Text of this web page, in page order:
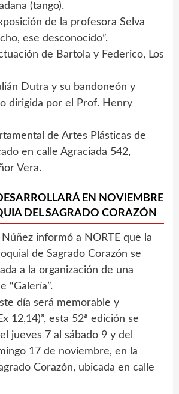
(tango).
de la profesora Selva
ese desconocido”.
de Bartola y Federico, Los
Dutra y su bandoneón y
dirigida por el Prof. Henry
de Artes Plásticas de
en calle Agraciada 542,
Vera.
EN NOVIEMBRE
DEL SAGRADO CORAZÓN
Núñez informó a NORTE que la
de Sagrado Corazón se
a la organización de una
“Galería”.
día será memorable y
12,14)”, esta 52ª edición se
jueves 7 al sábado 9 y del
17 de noviembre, en la
Corazón, ubicada en calle